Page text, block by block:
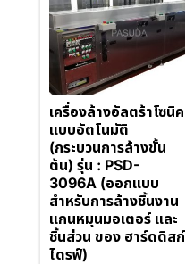
เครื่องล้างอัลตร้าโซนิค
แบบอัตโนมัติ
(กระบวนการล้างขั้น
ต้น) รุ่น : PSD-
3096A (ออกแบบ
สำหรับการล้างชิ้นงาน
แกนหมุนมอเตอร์ และ
ชิ้นส่วน ของ ฮาร์ดดิสก์
ไดรฟ์)